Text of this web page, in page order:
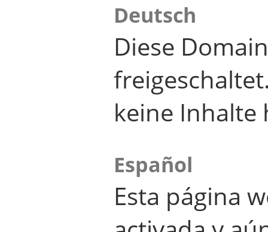
Deutsch
Diese
keine Inhalte
Español
Esta página